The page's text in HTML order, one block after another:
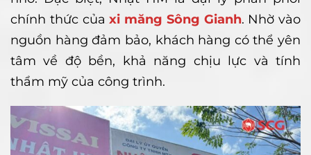
chính thức củaxi măng Sông Gianh. Nhờ vào
nguồn hàng đảm bảo, khách hàng có thể yên
tâm về độ bền, khả năng chịu lực và tính
thẩm mỹ của công trình.